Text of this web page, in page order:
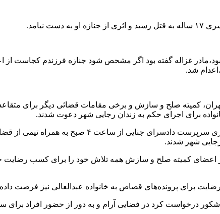
غزاله گفته بود اگر مشحص شود جنازه فرزندم کجاست از
کمیته صلح و سازش و برخی مقامات قضائی دیگر برای
برای اجرای حکم به زندان رجایی شهر دعوت شدند.
این تلاش‌ها تا جایی ادامه داشت که قاضی
شهر شدند.
کمیته صلح و سازش همه تلاش خود را برای کسب رضایت
برای پرونده‌های قصاص به خانواده عبدالعالی نیز فرصت
شکور درخواست کرد در فضایی آرام و به دور از حضور افراد